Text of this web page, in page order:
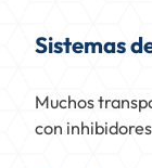
Sistemas
Muchos
con